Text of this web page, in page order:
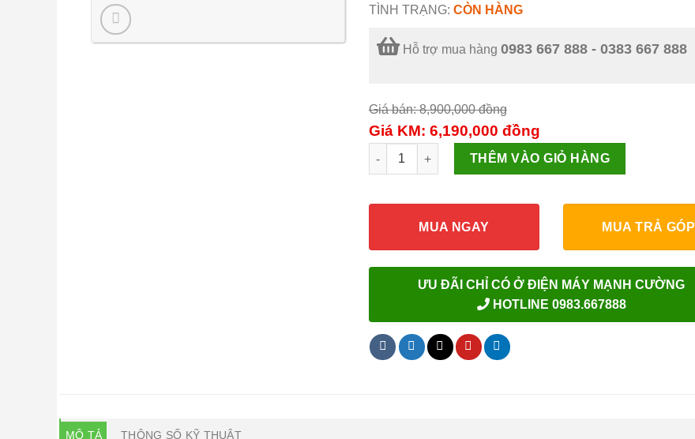
TÌNH TRẠNG: CÒN HÀNG
Hỗ trợ mua hàng 0983 667 888 - 0383 667 888
Giá bán: 8,900,000đồng
Giá KM: 6,190,000 đồng
Máy lạnh Funiki Inverter 1.5 HP HIC12TMU số lượng
THÊM VÀO GIỎ HÀNG
MUA NGAY MUA TRẢ GÓP
ƯU ĐÃI CHỈ CÓ Ở ĐIỆN MÁY MẠNH CƯỜNG
HOTLINE 0983.667888
MÔ TẢ THÔNG SỐ KỸ THUẬT